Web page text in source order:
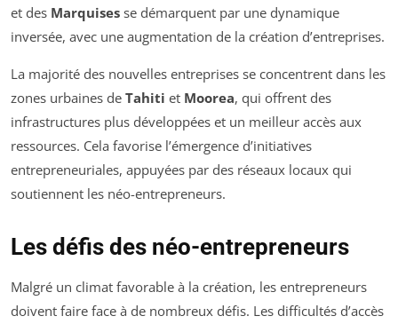
et des Marquises se démarquent par une dynamique
inversée, avec une augmentation de la création d’entreprises.
La majorité des nouvelles entreprises se concentrent dans les
zones urbaines de Tahiti et Moorea, qui offrent des
infrastructures plus développées et un meilleur accès aux
ressources. Cela favorise l’émergence d’initiatives
entrepreneuriales, appuyées par des réseaux locaux qui
soutiennent les néo-entrepreneurs.
Les défis des néo-entrepreneurs
Malgré un climat favorable à la création, les entrepreneurs
doivent faire face à de nombreux défis. Les difficultés d’accès